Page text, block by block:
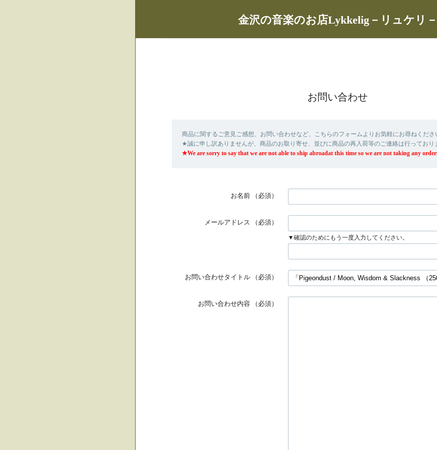
金沢の音楽のお店Lykkelig－リュケリ－
お問い合わせ
商品に関するご意見ご感想、お問い合わせなど、こちらのフォームよりお気軽にお尋ねくださ
★誠に申し訳ありませんが、商品のお取り寄せ、並びに商品の再入荷等のご連絡は行っており
★We are sorry to say that we are not able to ship abroadat this time so we are not taking any
お名前 （必須）
メールアドレス （必須）
▼確認のためにもう一度入力してください。
お問い合わせタイトル （必須）
お問い合わせ内容 （必須）